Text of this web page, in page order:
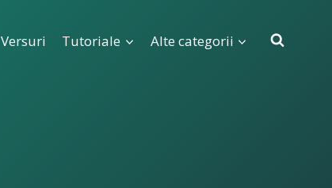
Versuri Tutoriale Alte categorii